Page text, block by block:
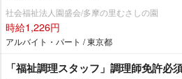
社会福祉法人園盛会/多摩の里むさしの園
時給1,226円
アルバイト・パート / 東京都
「福祉調理スタッフ」調理師免許必